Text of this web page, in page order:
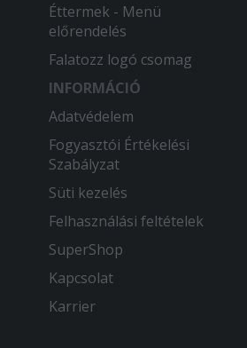
Éttermek - Menü
előrendelés
Falatozz logó csomag
INFORMÁCIÓ
Adatvédelem
Fogyasztói Értékelési
Szabályzat
Süti kezelés
Felhasználási feltételek
SuperShop
Kapcsolat
Karrier